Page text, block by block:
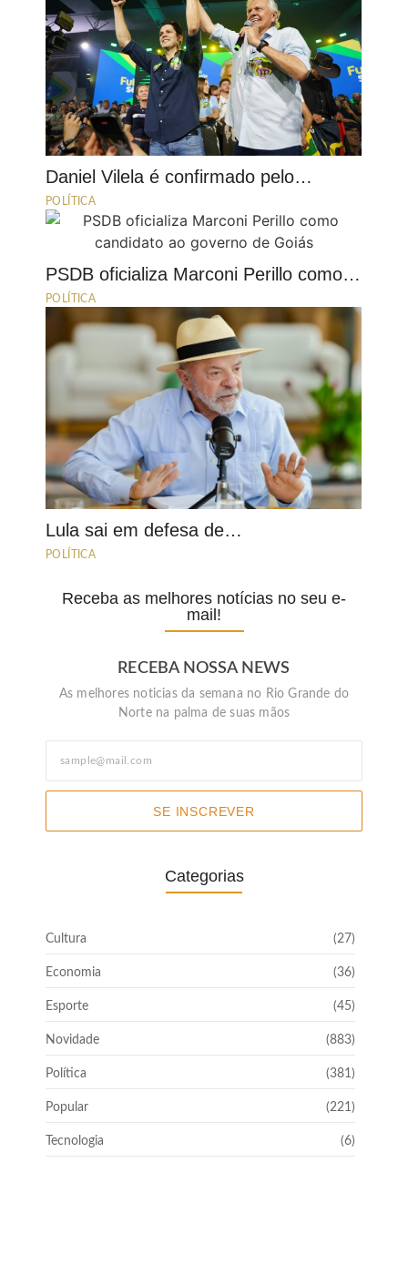
Daniel Vilela é confirmado pelo…
POLÍTICA
PSDB oficializa Marconi Perillo como…
POLÍTICA
Lula sai em defesa de…
POLÍTICA
Receba as melhores notícias no seu e-
mail!
RECEBA NOSSA NEWS
As melhores noticias da semana no Rio Grande do
Norte na palma de suas mãos
SE INSCREVER
Categorias
Cultura (27)
Economia (36)
Esporte (45)
Novidade (883)
Política (381)
Popular (221)
Tecnologia (6)